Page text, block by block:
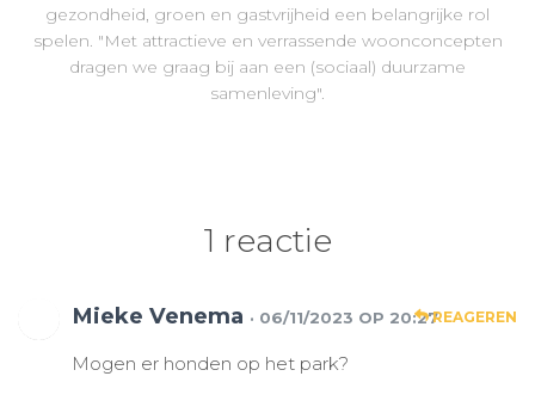
gezondheid, groen en gastvrijheid een belangrijke rol
spelen. "Met attractieve en verrassende woonconcepten
dragen we graag bij aan een (sociaal) duurzame
samenleving".
1 reactie
Mieke Venema · 06/11/2023 OP 20:27
Mogen er honden op het park?
REAGEREN